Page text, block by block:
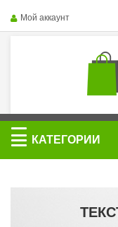
Мой аккаунт
Категории
КАТЕГОРИИ